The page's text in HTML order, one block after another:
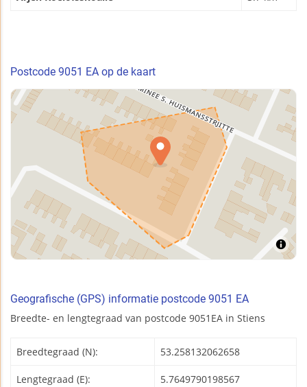
Postcode 9051 EA op de kaart
Geografische (GPS) informatie postcode 9051 EA
Breedte- en lengtegraad van postcode 9051EA in Stiens
Breedtegraad (N): 53.258132062658
Lengtegraad (E): 5.7649790198567